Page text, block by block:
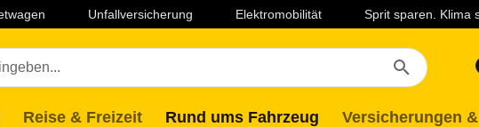
Unfallversicherung Elektromobilität Sprit sparen. Klima
Reise & Freizeit Rund ums Fahrzeug Versicherungen